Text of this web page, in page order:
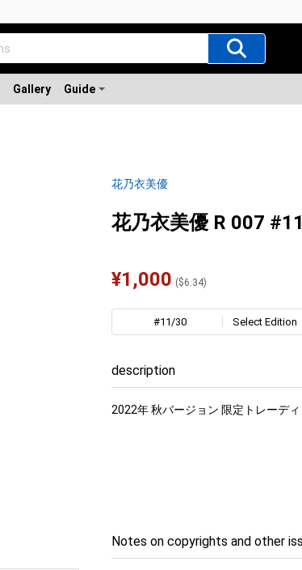
Gallery Guide
花乃衣美優
花乃衣美優 R 007
¥1,000 ($6.34)
#11/30 Select Edition
description
2022年 秋バージョン 限定トレーデ
Notes on copyrights and other